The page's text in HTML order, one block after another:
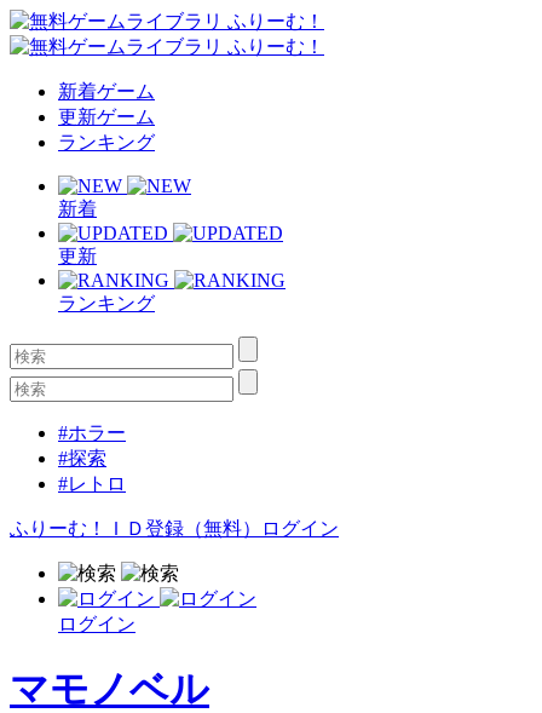
新着ゲーム
更新ゲーム
ランキング
新着
更新
ランキング
#ホラー
#探索
#レトロ
ふりーむ！ＩＤ登録（無料） ログイン
ログイン
マモノベル